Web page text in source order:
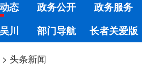
态 政务公开
政务服务
川 部门导航 长者关爱版
> 头条新闻